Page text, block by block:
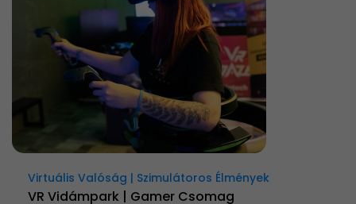
Virtuális Valóság | Szimulátoros Élmények
VR Vidámpark | Gamer Csomag